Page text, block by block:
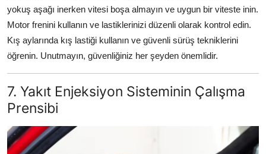
yokuş aşağı inerken vitesi boşa almayın ve uygun bir viteste inin.
Motor frenini kullanın ve lastiklerinizi düzenli olarak kontrol edin.
Kış aylarında kış lastiği kullanın ve güvenli sürüş tekniklerini
öğrenin. Unutmayın, güvenliğiniz her şeyden önemlidir.
7. Yakıt Enjeksiyon Sisteminin Çalışma
Prensibi